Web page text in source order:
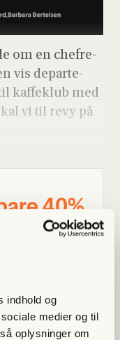
indhold og
medier og til
oplysninger om
om en che­fre­
vis depar­te­
kaf­fe­klub med
vi til revy på
40%
nu